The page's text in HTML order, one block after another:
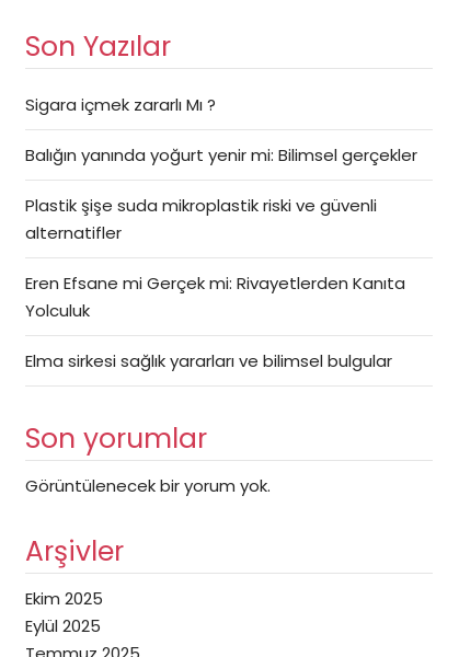
Son Yazılar
Sigara içmek zararlı Mı ?
Balığın yanında yoğurt yenir mi: Bilimsel gerçekler
Plastik şişe suda mikroplastik riski ve güvenli
alternatifler
Eren Efsane mi Gerçek mi: Rivayetlerden Kanıta
Yolculuk
Elma sirkesi sağlık yararları ve bilimsel bulgular
Son yorumlar
Görüntülenecek bir yorum yok.
Arşivler
Ekim 2025
Eylül 2025